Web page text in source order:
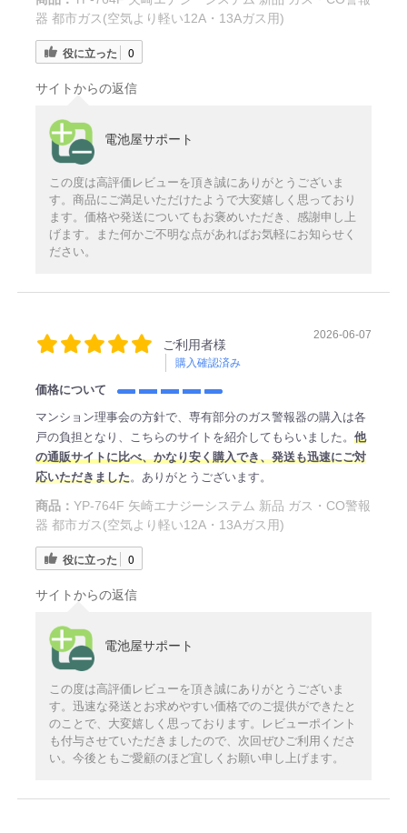
器 都市ガス(空気より軽い12A・13Aガス用)
役に立った 0
サイトからの返信
電池屋サポート
この度は高評価レビューを頂き誠にありがとうございま
す。商品にご満足いただけたようで大変嬉しく思っており
ます。価格や発送についてもお褒めいただき、感謝申し上
げます。また何かご不明な点があればお気軽にお知らせく
ださい。
ご利用者様
購入確認済み
2026-06-07
価格について
マンション理事会の方針で、専有部分のガス警報器の購入は各
戸の負担となり、こちらのサイトを紹介してもらいました。 他
の通販サイトに比べ、かなり安く購入でき、発送も迅速にご対
応いただきました。ありがとうございます。
商品： YP-764F 矢崎エナジーシステム 新品 ガス・CO警報
器 都市ガス(空気より軽い12A・13Aガス用)
役に立った 0
サイトからの返信
電池屋サポート
この度は高評価レビューを頂き誠にありがとうございま
す。迅速な発送とお求めやすい価格でのご提供ができたと
のことで、大変嬉しく思っております。レビューポイント
も付与させていただきましたので、次回ぜひご利用くださ
い。今後ともご愛顧のほど宜しくお願い申し上げます。